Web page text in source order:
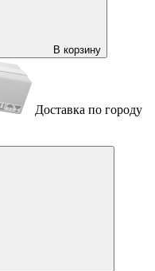
В корзину
Доставка по городу